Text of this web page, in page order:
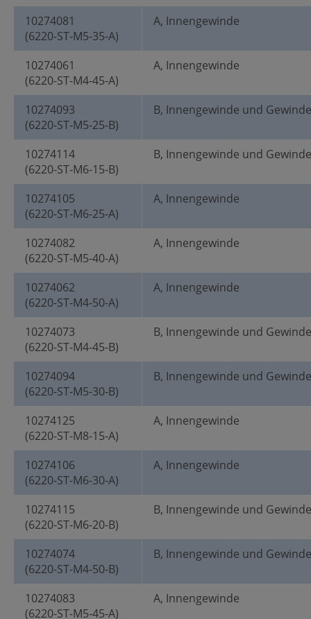
10274081
(6220-ST-M5-35-A)
A, Innengewinde
10274061
(6220-ST-M4-45-A)
A, Innengewinde
10274093
(6220-ST-M5-25-B)
B, Innengewinde und
10274114
(6220-ST-M6-15-B)
B, Innengewinde und
10274105
(6220-ST-M6-25-A)
A, Innengewinde
10274082
(6220-ST-M5-40-A)
A, Innengewinde
10274062
(6220-ST-M4-50-A)
A, Innengewinde
10274073
(6220-ST-M4-45-B)
B, Innengewinde und
10274094
(6220-ST-M5-30-B)
B, Innengewinde und
10274125
(6220-ST-M8-15-A)
A, Innengewinde
10274106
(6220-ST-M6-30-A)
A, Innengewinde
10274115
(6220-ST-M6-20-B)
B, Innengewinde und
10274074
(6220-ST-M4-50-B)
B, Innengewinde und
10274083
(6220-ST-M5-45-A)
A, Innengewinde